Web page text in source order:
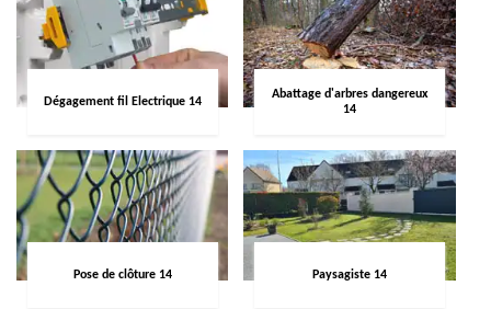
Dégagement fil Electrique 14
Abattage d'arbres dangereux
14
Pose de clôture 14 Paysagiste 14